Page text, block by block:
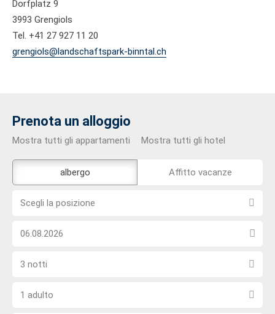
Dorfplatz 9
3993 Grengiols
Tel. +41 27 927 11 20
grengiols@landschaftspark-binntal.ch
Prenota un alloggio
Mostra tutti gli appartamenti Mostra tutti gli hotel
strumento
esterno
albergo Affitto vacanze
Scegli
posizione
Scegli la posizione
Scegli
data
arrivo
Seleziona
numero
3 notti
Scegli
1 adulto